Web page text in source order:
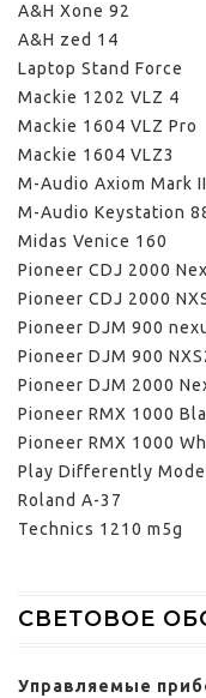
A&H Xone 92
A&H zed 14
Laptop Stand Force
Mackie 1202 VLZ 4
Mackie 1604 VLZ Pro
Mackie 1604 VLZ3
M-Audio Axiom Mark
M-Audio Keystation
Midas Venice 160
Pioneer CDJ 2000
Pioneer CDJ 2000
Pioneer DJM 900
Pioneer DJM 900
Pioneer DJM 2000
Pioneer RMX 1000
Pioneer RMX 1000
Play Differently
Roland A-37
Technics 1210 m5g
СВЕТОВОЕ
Управляемые